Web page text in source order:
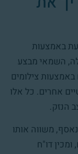
באמצעות
השמאי מבצע
צילומים
אחרים. כל אלו
הנזק.
משווה אותו
דו"ח